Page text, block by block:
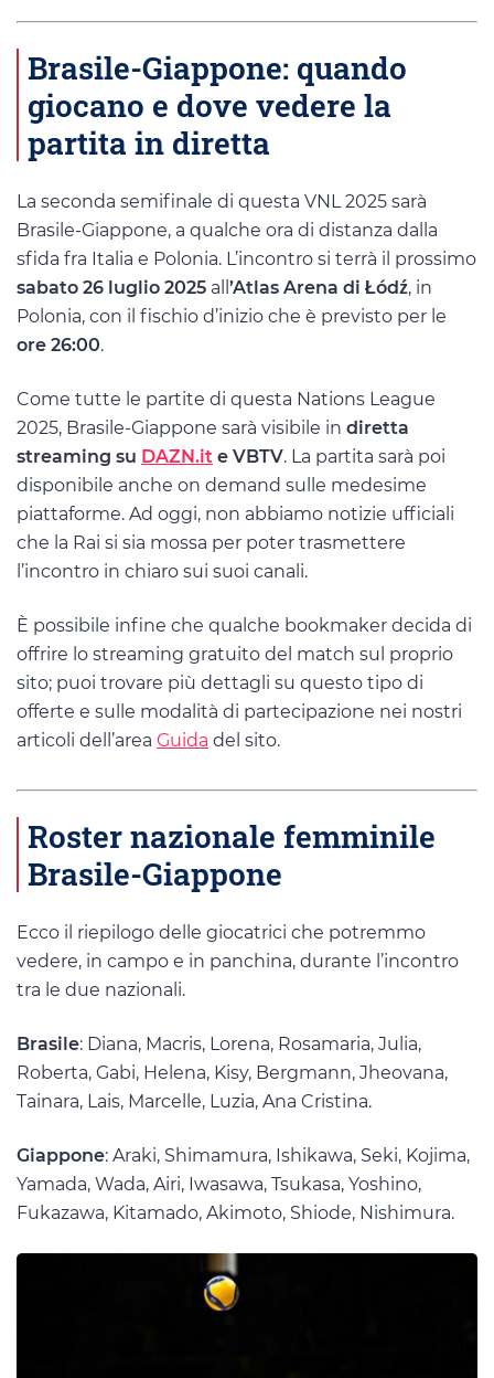
Brasile-Giappone: quando
giocano e dove vedere la
partita in diretta
La seconda semifinale di questa VNL 2025 sarà
Brasile-Giappone, a qualche ora di distanza dalla
sfida fra Italia e Polonia. L’incontro si terrà il prossimo
sabato 26 luglio 2025 all ’Atlas Arena di Łódź, in
Polonia, con il fischio d’inizio che è previsto per le
ore 26:00.
Come tutte le partite di questa Nations League
2025, Brasile-Giappone sarà visibile in diretta
streaming su DAZN.it e VBTV. La partita sarà poi
disponibile anche on demand sulle medesime
piattaforme. Ad oggi, non abbiamo notizie ufficiali
che la Rai si sia mossa per poter trasmettere
l’incontro in chiaro sui suoi canali.
È possibile infine che qualche bookmaker decida di
offrire lo streaming gratuito del match sul proprio
sito; puoi trovare più dettagli su questo tipo di
offerte e sulle modalità di partecipazione nei nostri
articoli dell’area Guida del sito.
Roster nazionale femminile
Brasile-Giappone
Ecco il riepilogo delle giocatrici che potremmo
vedere, in campo e in panchina, durante l’incontro
tra le due nazionali.
Brasile: Diana, Macris, Lorena, Rosamaria, Julia,
Roberta, Gabi, Helena, Kisy, Bergmann, Jheovana,
Tainara, Lais, Marcelle, Luzia, Ana Cristina.
Giappone: Araki, Shimamura, Ishikawa, Seki, Kojima,
Yamada, Wada, Airi, Iwasawa, Tsukasa, Yoshino,
Fukazawa, Kitamado, Akimoto, Shiode, Nishimura.